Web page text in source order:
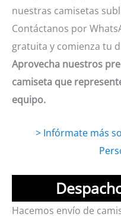
nuestras camisetas
Contáctanos por
gratuita y comienza tu
Aprovecha nuestros
camiseta que
equipo.
> Infórmate más
Hacemos envío de